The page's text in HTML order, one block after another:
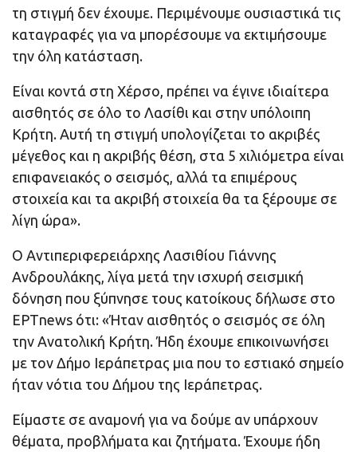
τη στιγμή δεν έχουμε. Περιμένουμε ουσιαστικά τις
καταγραφές για να μπορέσουμε να εκτιμήσουμε
την όλη κατάσταση.
Είναι κοντά στη Χέρσο, πρέπει να έγινε ιδιαίτερα
αισθητός σε όλο το Λασίθι και στην υπόλοιπη
Κρήτη. Αυτή τη στιγμή υπολογίζεται το ακριβές
μέγεθος και η ακριβής θέση, στα 5 χιλιόμετρα είναι
επιφανειακός ο σεισμός, αλλά τα επιμέρους
στοιχεία και τα ακριβή στοιχεία θα τα ξέρουμε σε
λίγη ώρα».
Ο Αντιπεριφερειάρχης Λασιθίου Γιάννης
Ανδρουλάκης, λίγα μετά την ισχυρή σεισμική
δόνηση που ξύπνησε τους κατοίκους δήλωσε στο
ΕΡΤnews ότι: «Ήταν αισθητός ο σεισμός σε όλη
την Ανατολική Κρήτη. Ήδη έχουμε επικοινωνήσει
με τον Δήμο Ιεράπετρας μια που το εστιακό σημείο
ήταν νότια του Δήμου της Ιεράπετρας.
Είμαστε σε αναμονή για να δούμε αν υπάρχουν
θέματα, προβλήματα και ζητήματα. Έχουμε ήδη